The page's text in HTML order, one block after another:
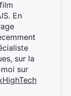
En
sur la
sur